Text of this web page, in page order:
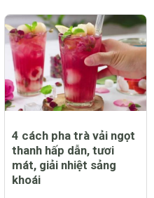
4 cách pha trà vải ngọt
thanh hấp dẫn, tươi
mát, giải nhiệt sảng
khoái